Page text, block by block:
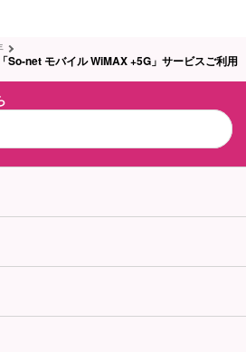
So-net モバイル WiMAX +5G」サービスご利用